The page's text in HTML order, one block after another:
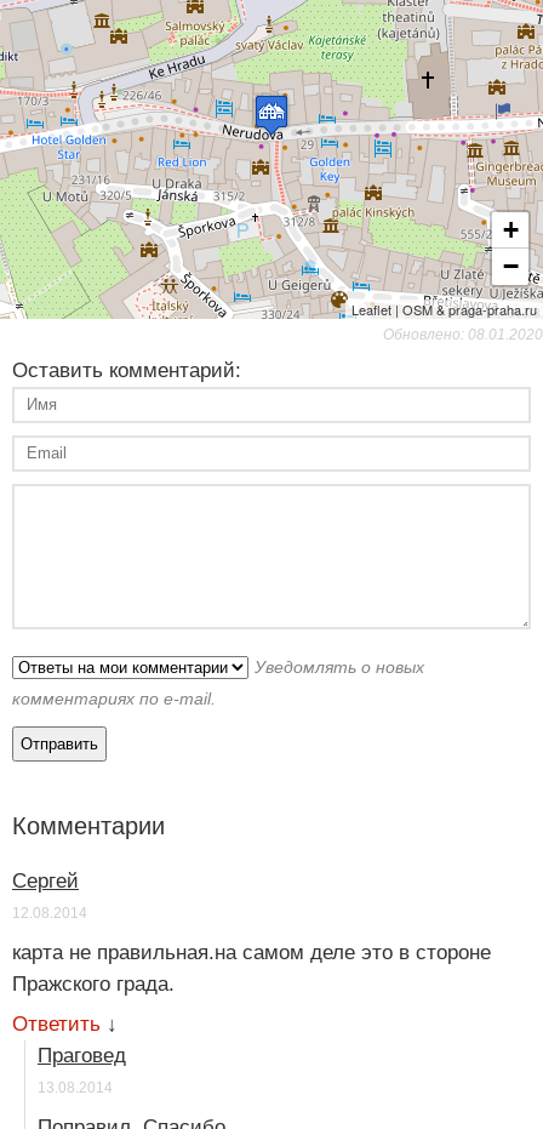
+
−
Leaflet | OSM & praga-praha.ru
Обновлено: 08.01.2020
Оставить комментарий:
Уведомлять о новых
комментариях по e-mail.
Комментарии
Сергей
12.08.2014
карта не правильная.на самом деле это в стороне
Пражского града.
Ответить ↓
Праговед
13.08.2014